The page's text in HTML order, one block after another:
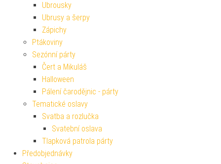
Ubrousky
Ubrusy a šerpy
Zápichy
Ptákoviny
Sezónní párty
Čert a Mikuláš
Halloween
Pálení čarodějnic - párty
Tematické oslavy
Svatba a rozlučka
Svatební oslava
Tlapková patrola párty
Předobjednávky